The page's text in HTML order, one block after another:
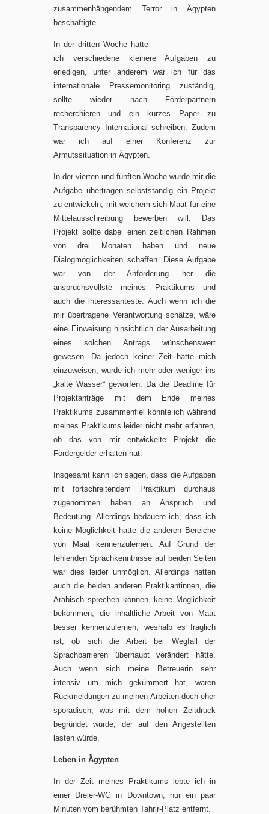
zusammenhängendem Terror in Ägypten
beschäftigte.
In der dritten Woche hatte
ich verschiedene kleinere Aufgaben zu
erledigen, unter anderem war ich für das
internationale Pressemonitoring zuständig,
sollte wieder nach Förderpartnern
recherchieren und ein kurzes Paper zu
Transparency International schreiben. Zudem
war ich auf einer Konferenz zur
Armutssituation in Ägypten.
In der vierten und fünften Woche wurde mir die
Aufgabe übertragen selbstständig ein Projekt
zu entwickeln, mit welchem sich Maat für eine
Mittelausschreibung bewerben will. Das
Projekt sollte dabei einen zeitlichen Rahmen
von drei Monaten haben und neue
Dialogmöglichkeiten schaffen. Diese Aufgabe
war von der Anforderung her die
anspruchsvollste meines Praktikums und
auch die interessanteste. Auch wenn ich die
mir übertragene Verantwortung schätze, wäre
eine Einweisung hinsichtlich der Ausarbeitung
eines solchen Antrags wünschenswert
gewesen. Da jedoch keiner Zeit hatte mich
einzuweisen, wurde ich mehr oder weniger ins
„kalte Wasser“ geworfen. Da die Deadline für
Projektanträge mit dem Ende meines
Praktikums zusammenfiel konnte ich während
meines Praktikums leider nicht mehr erfahren,
ob das von mir entwickelte Projekt die
Fördergelder erhalten hat.
Insgesamt kann ich sagen, dass die Aufgaben
mit fortschreitendem Praktikum durchaus
zugenommen haben an Anspruch und
Bedeutung. Allerdings bedauere ich, dass ich
keine Möglichkeit hatte die anderen Bereiche
von Maat kennenzulernen. Auf Grund der
fehlenden Sprachkenntnisse auf beiden Seiten
war dies leider unmöglich. Allerdings hatten
auch die beiden anderen Praktikantinnen, die
Arabisch sprechen können, keine Möglichkeit
bekommen, die inhaltliche Arbeit von Maat
besser kennenzulernen, weshalb es fraglich
ist, ob sich die Arbeit bei Wegfall der
Sprachbarrieren überhaupt verändert hätte.
Auch wenn sich meine Betreuerin sehr
intensiv um mich gekümmert hat, waren
Rückmeldungen zu meinen Arbeiten doch eher
sporadisch, was mit dem hohen Zeitdruck
begründet wurde, der auf den Angestellten
lasten würde.
Leben in Ägypten
In der Zeit meines Praktikums lebte ich in
einer Dreier-WG in Downtown, nur ein paar
Minuten vom berühmten Tahrir-Platz entfernt.